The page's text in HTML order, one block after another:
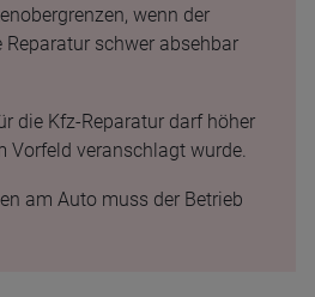
wenn der
schwer absehbar
die Kfz-Reparatur darf höher
Vorfeld veranschlagt wurde.
am Auto muss der Betrieb